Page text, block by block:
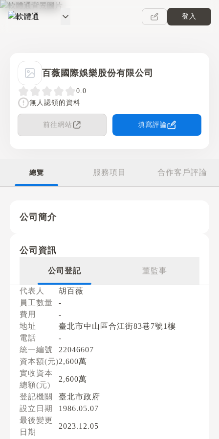
軟體通
登入
百薇國際娛樂股份有限公司
0.0
無人認領的資料
前往網站 填寫評論
總覽 服務項目 合作客戶評論
公司簡介
公司資訊
公司登記 董監事
代表人
胡百薇
員工數量
-
費用
-
地址
臺北市中山區合江街83巷7號1樓
電話
-
統一編號
22046607
資本額(元)2,600萬
實收資本
總額(元)
2,600萬
登記機關
臺北市政府
設立日期
1986.05.07
最後變更
日期
2023.12.05